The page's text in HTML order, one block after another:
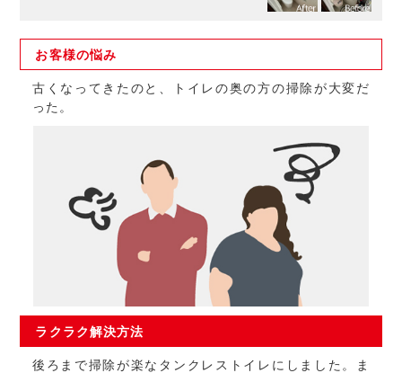
お客様の悩み
古くなってきたのと、トイレの奥の方の掃除が大変だ
った。
ラクラク解決方法
後ろまで掃除が楽なタンクレストイレにしました。ま